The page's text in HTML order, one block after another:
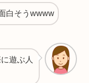
白そうwwww
遊ぶ人